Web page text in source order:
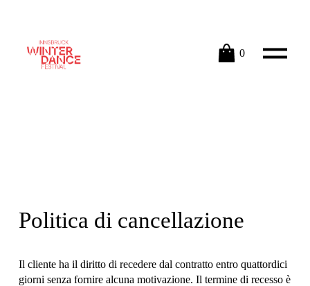
0
A
p
Politica di cancellazione
Il cliente ha il diritto di recedere dal contratto entro quattordici
giorni senza fornire alcuna motivazione. Il termine di recesso è